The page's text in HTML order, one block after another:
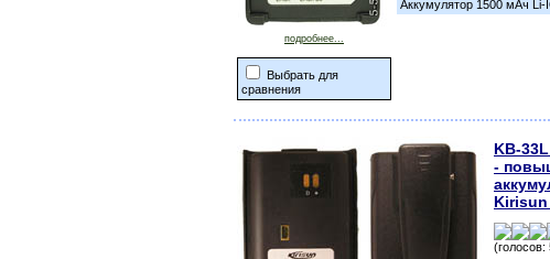
подробнее...
Выбрать для
сравнения
Аккумулятор 1500 мАч Li-
KB-
-
Kirisun
(голосов: